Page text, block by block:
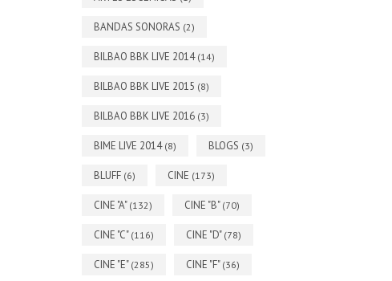
BANDAS SONORAS (2)
BILBAO BBK LIVE 2014 (14)
BILBAO BBK LIVE 2015 (8)
BILBAO BBK LIVE 2016 (3)
BIME LIVE 2014 (8) BLOGS (3)
BLUFF (6) CINE (173)
CINE "A" (132) CINE "B" (70)
CINE "C" (116) CINE "D" (78)
CINE "E" (285) CINE "F" (36)